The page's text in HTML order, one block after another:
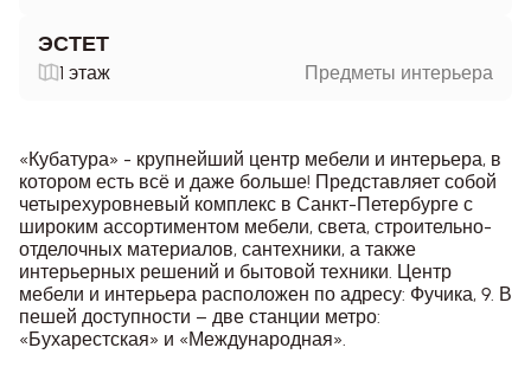
ЭСТЕТ
1 этаж Предметы интерьера
«Кубатура» - крупнейший центр мебели и интерьера, в
котором есть всё и даже больше! Представляет собой
четырехуровневый комплекс в Санкт-Петербурге с
широким ассортиментом мебели, света, строительно-
отделочных материалов, сантехники, а также
интерьерных решений и бытовой техники. Центр
мебели и интерьера расположен по адресу: Фучика, 9. В
пешей доступности – две станции метро:
«Бухарестская» и «Международная».